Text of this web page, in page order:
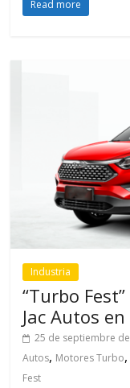
Read more
Industria
“Turbo
Jac Autos
25 de septiembre
Autos, Motores Turbo,
Fest